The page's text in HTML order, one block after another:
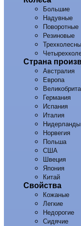
Большие
Надувные
Поворотные
Резиновые
Страна
Австралия
Европа
Германия
Испания
Италия
Норвегия
Польша
США
Швеция
Япония
Китай
Свойства
Кожаные
Легкие
Недорогие
Сидячие